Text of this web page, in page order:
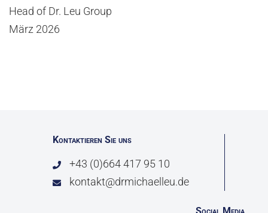
Head of Dr. Leu Group
März 2026
Kontaktieren Sie uns
+43 (0)664 417 95 10
kontakt@drmichaelleu.de